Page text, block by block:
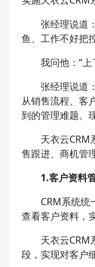
张经理说道：
鱼、工作不好把
我问他：“上
张经理说道：
从销售流程、客
到的管理难题。
天衣云CRM系
售跟进、商机管
1.客户资料
CRM系统统一
查看客户资料，
天衣云CRM系
段，实现对客户